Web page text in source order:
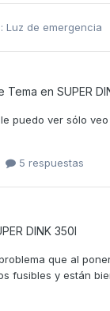
Luz de emergencia
Tema en SUPER
puedo ver sólo
5 respuestas
DINK 350I
que al
fusibles y están